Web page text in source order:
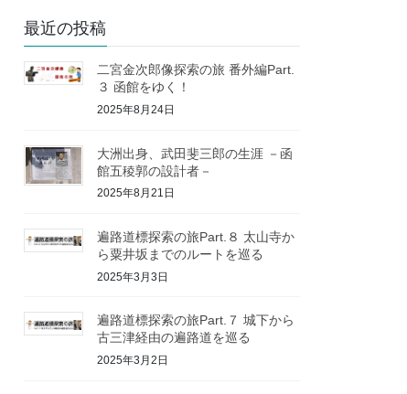
最近の投稿
二宮金次郎像探索の旅 番外編Part.
３ 函館をゆく！
2025年8月24日
大洲出身、武田斐三郎の生涯 －函
館五稜郭の設計者－
2025年8月21日
遍路道標探索の旅Part.８ 太山寺か
ら粟井坂までのルートを巡る
2025年3月3日
遍路道標探索の旅Part.７ 城下から
古三津経由の遍路道を巡る
2025年3月2日